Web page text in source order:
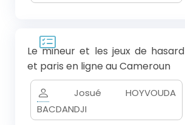
Le mineur et les jeux de hasard
et paris en ligne au Cameroun
Josué HOYVOUDA
BACDANDJI